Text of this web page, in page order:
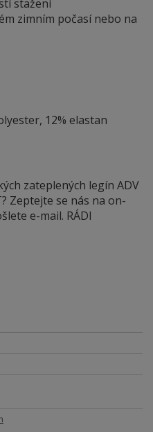
stažení
zimním počasí nebo na
12% elastan
zateplených legín ADV
Zeptejte se nás na on-
e-mail. RÁDI